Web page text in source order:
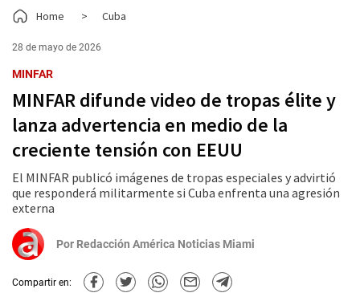
Home > Cuba
28 de mayo de 2026
MINFAR
MINFAR difunde video de tropas élite y
lanza advertencia en medio de la
creciente tensión con EEUU
El MINFAR publicó imágenes de tropas especiales y advirtió
que responderá militarmente si Cuba enfrenta una agresión
externa
Por Redacción América Noticias Miami
Compartir en: